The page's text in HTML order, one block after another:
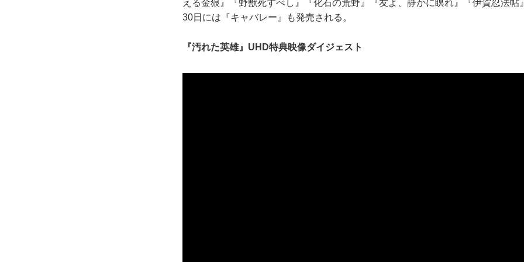
える金狼』『野獣死すべし』『化石の荒野』『友よ、静かに瞑れ』『伊賀忍法帖
30日には『キャバレー』も発売される。
『汚れた英雄』UHD特典映像ダイジェスト